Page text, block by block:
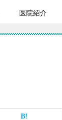
医院紹介